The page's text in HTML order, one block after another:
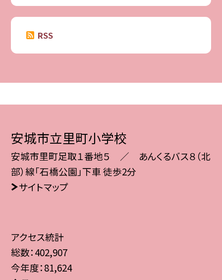
RSS
安城市立里町小学校
安城市里町足取１番地５ ／ あんくるバス８（北
部）線「石橋公園」下車 徒歩2分
サイトマップ
アクセス統計
総数：402,907
今年度：81,624